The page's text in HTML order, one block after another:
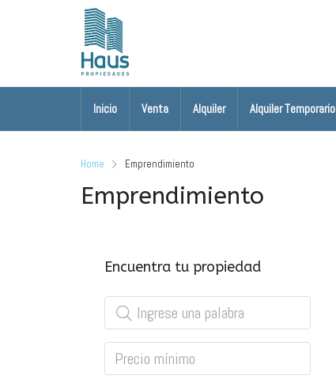
Inicio Venta Alquiler Alquiler Temporario
Home Emprendimiento
Emprendimiento
Encuentra tu propiedad